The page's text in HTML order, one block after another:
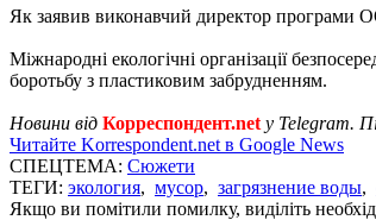
Як заявив виконавчий директор програми
Міжнародні екологічні організації
боротьбу з пластиковим забрудненням.
Новини від Корреспондент.net у Telegram.
Читайте Korrespondent.net в Google News
СПЕЦТЕМА: Сюжети
ТЕГИ: экология, мусор, загрязнение воды,
Якщо ви помітили помилку, виділіть